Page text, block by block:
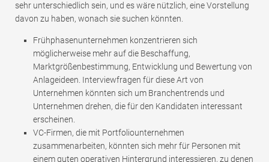
sehr unterschiedlich sein, und es wäre nützlich, eine Vorstellung
davon zu haben, wonach sie suchen könnten.
Frühphasenunternehmen konzentrieren sich
möglicherweise mehr auf die Beschaffung,
Marktgrößenbestimmung, Entwicklung und Bewertung von
Anlageideen. Interviewfragen für diese Art von
Unternehmen könnten sich um Branchentrends und
Unternehmen drehen, die für den Kandidaten interessant
erscheinen.
VC-Firmen, die mit Portfoliounternehmen
zusammenarbeiten, könnten sich mehr für Personen mit
einem guten operativen Hintergrund interessieren, zu denen